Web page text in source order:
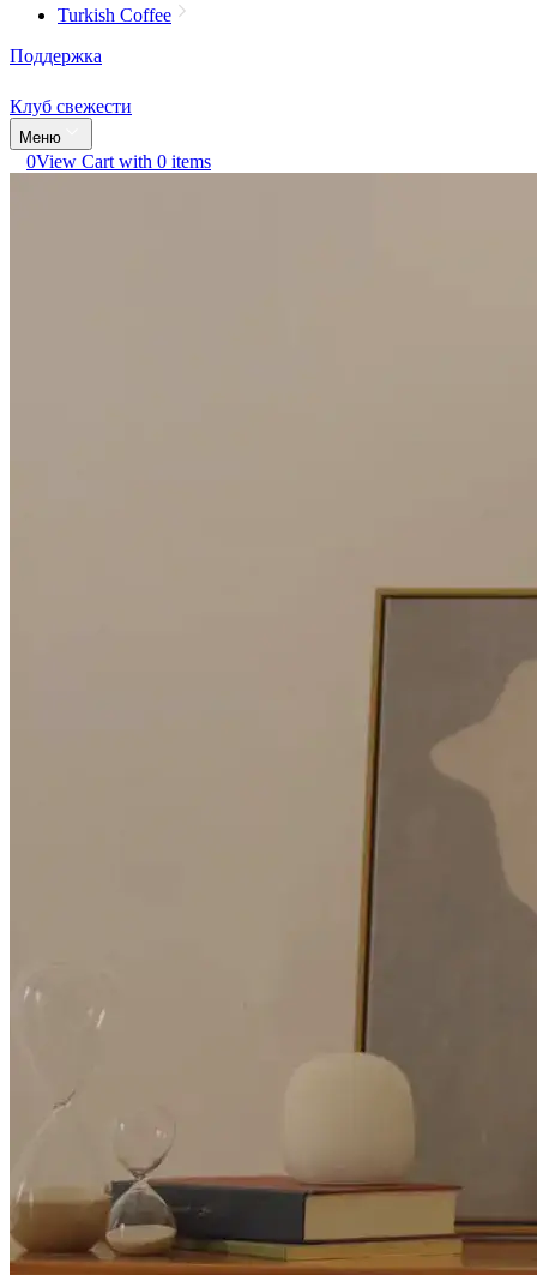
Turkish Coffee
Поддержка
Клуб свежести
Меню
0View Cart with 0 items